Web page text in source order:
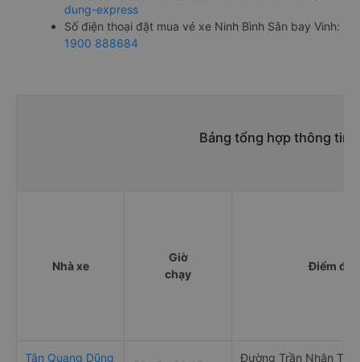
dung-express
Số điện thoại đặt mua vé xe Ninh Bình Sân bay Vinh:
1900 888684
Bảng tổng hợp thông tin
Nhà xe
Giờ
chạy
Điểm đi
Tân Quang Dũng Đường Trần Nhân